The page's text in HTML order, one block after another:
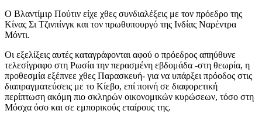
Ο Βλαντίμιρ Πούτιν είχε χθες συνδιαλέξεις με τον πρόεδρο της
Κίνας Σι Τζινπίνγκ και τον πρωθυπουργό της Ινδίας Ναρέντρα
Μόντι.
Οι εξελίξεις αυτές καταγράφονται αφού ο πρόεδρος απηύθυνε
τελεσίγραφο στη Ρωσία την περασμένη εβδομάδα -στη θεωρία, η
προθεσμία εξέπνεε χθες Παρασκευή- για να υπάρξει πρόοδος στις
διαπραγματεύσεις με το Κίεβο, επί ποινή σε διαφορετική
περίπτωση ακόμη πιο σκληρών οικονομικών κυρώσεων, τόσο στη
Μόσχα όσο και σε εμπορικούς εταίρους της.